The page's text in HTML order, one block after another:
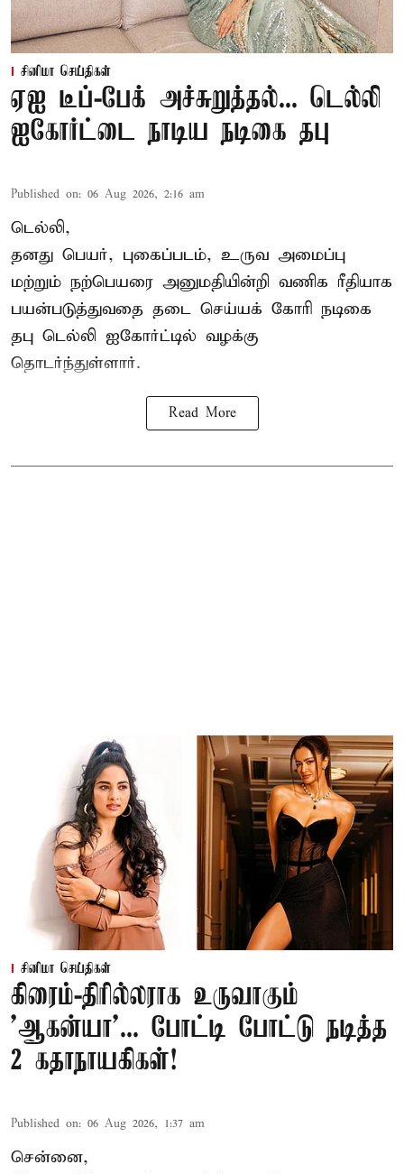
சினிமா செய்திகள்
ஏஐ டீப்-பேக் அச்சுறுத்தல்... டெல்லி
ஐகோர்ட்டை நாடிய நடிகை தபு
Published on: 06 Aug 2026, 2:16 am
டெல்லி,
தனது பெயர், புகைப்படம், உருவ அமைப்பு
மற்றும் நற்பெயரை அனுமதியின்றி வணிக ரீதியாக
பயன்படுத்துவதை தடை செய்யக் கோரி நடிகை
தபு டெல்லி ஐகோர்ட்டில் வழக்கு
தொடர்ந்துள்ளார்.
Read More
சினிமா செய்திகள்
கிரைம்-திரில்லராக உருவாகும்
'ஆகன்யா'... போட்டி போட்டு நடித்த
2 கதாநாயகிகள்!
Published on: 06 Aug 2026, 1:37 am
சென்னை,